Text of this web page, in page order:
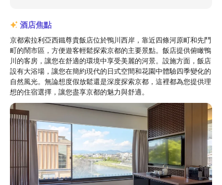
酒店焦點
京都索拉利亞西鐵尊貴飯店位於鴨川西岸，靠近四條河原町和先鬥
町的鬧市區，方便遊客輕鬆探索京都的主要景點。飯店提供俯瞰鴨
川的客房，讓您在舒適的環境中享受美麗的河景。設施方面，飯店
設有大浴場，讓您在簡約現代的日式空間和花園中體驗四季變化的
自然風光。無論想度假放鬆還是深度探索京都，這裡都為您提供理
想的住宿選擇，讓您盡享京都的魅力與舒適。